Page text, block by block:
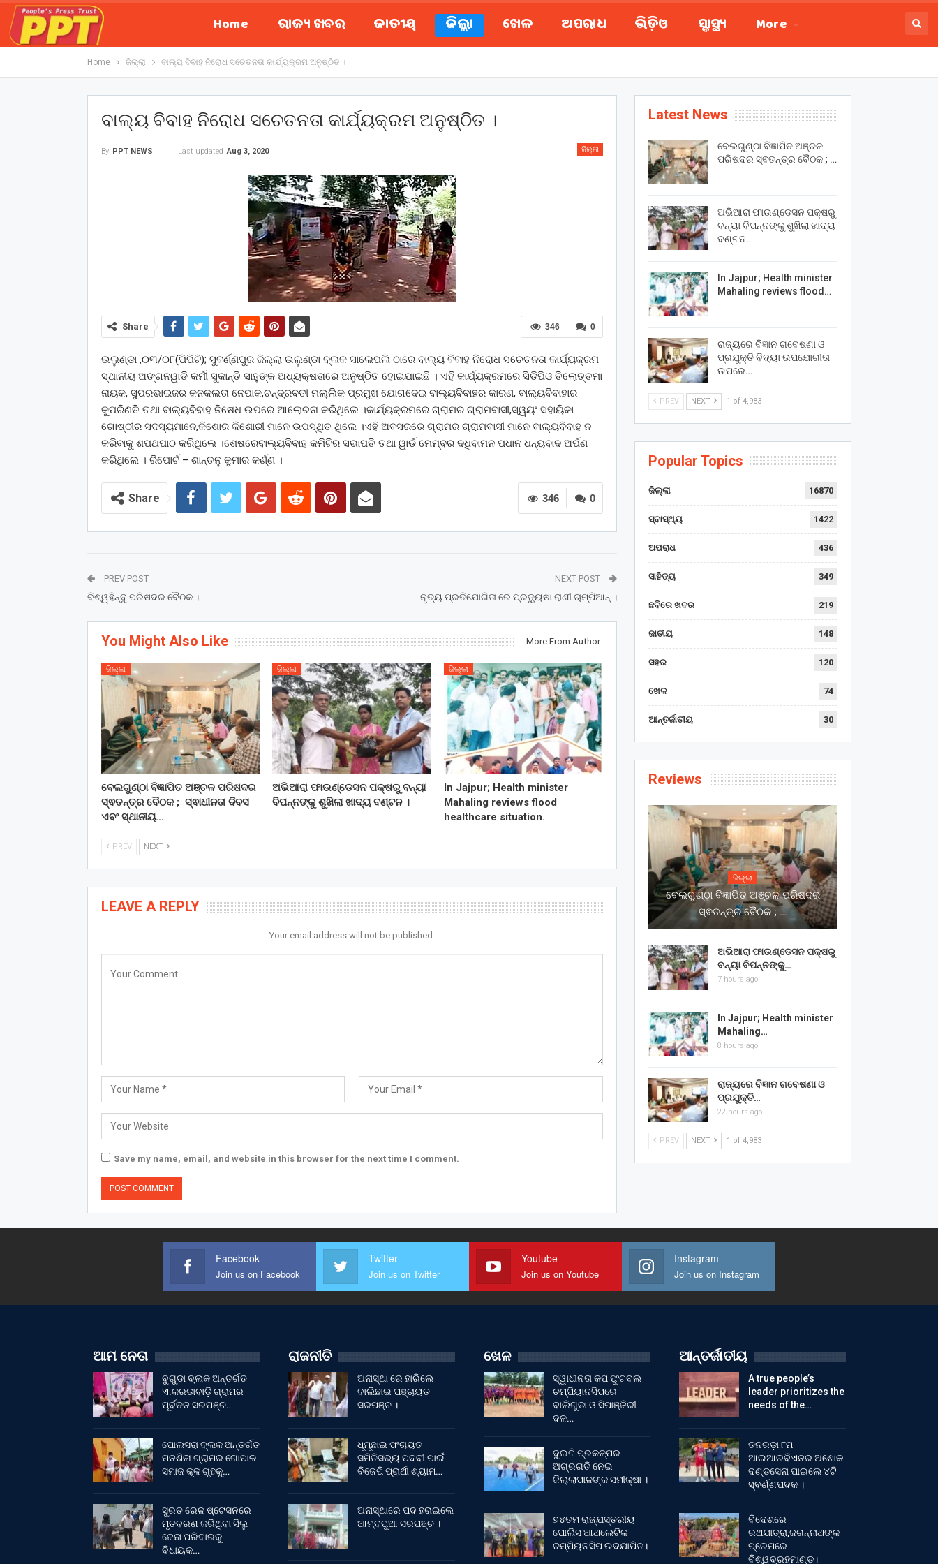
Home ରାଜ୍ୟ ଖବର ଜାତୀୟ ଜିଲ୍ଲା ଖେଳ ଅପରାଧ ଭିଡ଼ିଓ ସ୍ବାସ୍ଥ୍ୟ More
Home ଜିଲ୍ଲା ବାଲ୍ୟ ବିବାହ ନିରୋଧ ସଚେତନତା କାର୍ଯ୍ୟକ୍ରମ ଅନୁଷ୍ଠିତ ।
ବାଲ୍ୟ ବିବାହ ନିରୋଧ ସଚେତନତା କାର୍ଯ୍ୟକ୍ରମ ଅନୁଷ୍ଠିତ ।
ଜିଲ୍ଲା
By PPT NEWS Last updated Aug 3, 2020
0
346
Share
ଉଲୁଣ୍ଡା ,୦୩/୦୮(ପିପିଟି); ସୁବର୍ଣ୍ଣପୁର ଜିଲ୍ଲା ଉଲୁଣ୍ଡା ବ୍ଲକ ସାଲେପଲି ଠାରେ ବାଲ୍ୟ ବିବାହ ନିରୋଧ ସଚେତନତା କାର୍ଯ୍ୟକ୍ରମ
ସ୍ଥାନୀୟ ଅଙ୍ଗନୱାଡି କର୍ମୀ ସୁକାନ୍ତି ସାହୁଙ୍କ ଅଧ୍ୟକ୍ଷତାରେ ଅନୁଷ୍ଠିତ ହୋଇଯାଇଛି । ଏହି କାର୍ଯ୍ୟକ୍ରମରେ ସିଡିପିଓ ତିଲୋତ୍ତମା
ନାୟକ, ସୁପରଭାଇଜର କନକଲତା ନେପାକ,ଚନ୍ଦ୍ରବତୀ ମଲ୍ଲିକ ପ୍ରମୁଖ ଯୋଗଦେଇ ବାଲ୍ୟବିବାହର କାରଣ, ବାଲ୍ୟବିବାହାର
କୁପରିଣତି ତଥା ବାଲ୍ୟବିବାହ ନିଷେଧ ଉପରେ ଆଲୋଚନା କରିଥିଲେ ।କାର୍ଯ୍ୟକ୍ରମରେ ଗ୍ରାମର ଗ୍ରାମବାସୀ,ସ୍ୱୟଂ ସହାୟିକା
ଗୋଷ୍ଠୀର ସଦସ୍ୟମାନେ,କିଶୋର କିଶୋରୀ ମାନେ ଉପସ୍ଥିତ ଥିଲେ ।ଏହି ଅବସରରେ ଗ୍ରାମର ଗ୍ରାମବାସୀ ମାନେ ବାଲ୍ୟବିବାହ ନ
କରିବାକୁ ଶପଥପାଠ କରିଥିଲେ ।ଶେଷରେବାଲ୍ୟବିବାହ କମିଟିର ସଭାପତି ତଥା ୱାର୍ଡ ମେମ୍ବର ଦଧିବାମନ ପଧାନ ଧନ୍ୟବାଦ ଅର୍ପଣ
କରିଥିଲେ । ରିପୋର୍ଟ – ଶାନ୍ତନୁ କୁମାର କର୍ଣ୍ଣ ।
0
346
Share
PREV POST
ବିଶ୍ୱହିନ୍ଦୁ ପରିଷଦର ବୈଠକ ।
NEXT POST
ନୃତ୍ୟ ପ୍ରତିଯୋଗିତା ରେ ପ୍ରତ୍ୟୁଷା ରାଣୀ ଚାମ୍ପିଆନ୍ ।
You Might Also Like More From Author
ଜିଲ୍ଲା
ବେଲଗୁଣ୍ଠା ବିଜ୍ଞାପିତ ଅଞ୍ଚଳ ପରିଷଦର
ସ୍ଵତନ୍ତ୍ର ବୈଠକ ; ସ୍ଵାଧୀନତା ଦିବସ
ଏବଂ ସ୍ଥାନୀୟ…
ଜିଲ୍ଲା
ଅଭିଆରା ଫାଉଣ୍ଡେସନ ପକ୍ଷରୁ ବନ୍ୟା
ବିପନ୍ନଙ୍କୁ ଶୁଖିଲା ଖାଦ୍ୟ ବଣ୍ଟନ ।
ଜିଲ୍ଲା
In Jajpur; Health minister
Mahaling reviews flood
healthcare situation.
PREV NEXT
LEAVE A REPLY
Your email address will not be published.
Save my name, email, and website in this browser for the next time I comment.
Latest News
ବେଲଗୁଣ୍ଠା ବିଜ୍ଞାପିତ ଅଞ୍ଚଳ
ପରିଷଦର ସ୍ଵତନ୍ତ୍ର ବୈଠକ ; …
ଅଭିଆରା ଫାଉଣ୍ଡେସନ ପକ୍ଷରୁ
ବନ୍ୟା ବିପନ୍ନଙ୍କୁ ଶୁଖିଲା ଖାଦ୍ୟ
ବଣ୍ଟନ…
In Jajpur; Health minister
Mahaling reviews flood…
ରାଜ୍ୟରେ ବିଜ୍ଞାନ ଗବେଷଣା ଓ
ପ୍ରଯୁକ୍ତି ବିଦ୍ୟା ଉପଯୋଗୀତା
ଉପରେ…
PREV NEXT 1 of 4,983
Popular Topics
ଜିଲ୍ଲା 16870
ସ୍ବାସ୍ଥ୍ୟ 1422
ଅପରାଧ 436
ସାହିତ୍ୟ 349
ଛବିରେ ଖବର 219
ଜାତୀୟ 148
ସହର 120
ଖେଳ 74
ଆନ୍ତର୍ଜାତୀୟ 30
Reviews
ଜିଲ୍ଲା
ବେଲଗୁଣ୍ଠା ବିଜ୍ଞାପିତ ଅଞ୍ଚଳ ପରିଷଦର
ସ୍ଵତନ୍ତ୍ର ବୈଠକ ; …
ଅଭିଆରା ଫାଉଣ୍ଡେସନ ପକ୍ଷରୁ
ବନ୍ୟା ବିପନ୍ନଙ୍କୁ…
7 hours ago
In Jajpur; Health minister
Mahaling…
8 hours ago
ରାଜ୍ୟରେ ବିଜ୍ଞାନ ଗବେଷଣା ଓ
ପ୍ରଯୁକ୍ତି…
22 hours ago
PREV NEXT 1 of 4,983
Facebook
Join us on Facebook
Twitter
Join us on Twitter
Youtube
Join us on Youtube
Instagram
Join us on Instagram
ଆମ ନେତା
ବୁଗୁଡା ବ୍ଲକ ଅନ୍ତର୍ଗତ
ଏ.କରଡାବାଡ଼ି ଗ୍ରାମର
ପୂର୍ବତନ ସରପଞ୍ଚ…
ପୋଲସରା ବ୍ଲକ ଅନ୍ତର୍ଗତ
ମନଶିଳା ଗ୍ରାମର ଗୋପାଳ
ସମାଜ କୂଳ ଗୃହକୁ…
ସୁରତ ରେଳ ଷ୍ଟେସନରେ
ମୃତବରଣ କରିଥିବା ସିଲୁ
ଜେନା ପରିବାରକୁ
ବିଧାୟକ…
ରାଜନୀତି
ଅନାସ୍ଥା ରେ ହାରିଲେ
ବାଲିଛାଇ ପଞ୍ଚାୟତ
ସରପଞ୍ଚ ।
ଧୂମୂଛାଇ ପଂଚାୟତ
ସମିତିସଭ୍ୟ ପଦବୀ ପାଇଁ
ବିଜେପି ପ୍ରାର୍ଥୀ ଶ୍ୟାମ…
ଅନାସ୍ଥାରେ ପଦ ହରାଇଲେ
ଆମ୍ବପୁଆ ସରପଞ୍ଚ ।
ଖେଳ
ସ୍ୱାଧୀନତା କପ ଫୁଟବଲ
ଚମ୍ପିୟାନସିପରେ
ବାଲିଗୁଡା ଓ ସିପାଞ୍ଜିରୀ
ଦଳ…
ଦୁଇଟି ପ୍ରକଳ୍ପର
ଅଗ୍ରଗତି ନେଇ
ଜିଲ୍ଲାପାଳଙ୍କ ସମୀକ୍ଷା ।
୭୪ତମ ରାଜ୍ଯସ୍ତରୀୟ
ପୋଲିସ ଆଥଲେଟିକ
ଚମ୍ପିୟନସିପ ଉଦଯାପିତ।
ଆନ୍ତର୍ଜାତୀୟ
A true people’s
leader prioritizes the
needs of the…
ତନରଡ଼ା ୮ମ
ଆଇଆରବିଏନର ଅଶୋକ
ଦଣ୍ଡସେନା ପାଇଲେ ୪ଟି
ସ୍ବର୍ଣ୍ଣପଦକ ।
ବିଦେଶରେ
ରଥଯାତ୍ରା,ଜଗନ୍ନାଥଙ୍କ
ପ୍ରେମରେ
ବିଶ୍ୱବ୍ରହ୍ମାଣ୍ଡ।